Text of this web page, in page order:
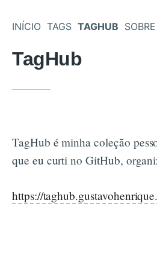
INÍCIO TAGS TAGHUB SOBRE
TagHub
TagHub é minha coleção
que eu curti no GitHub,
https://